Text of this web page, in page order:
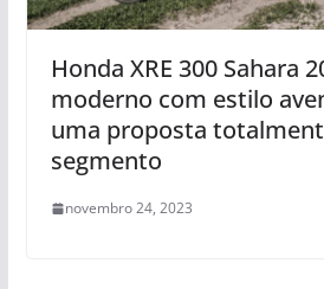
Honda XRE 300 Sahara
moderno com estilo
uma proposta
segmento
novembro 24, 2023